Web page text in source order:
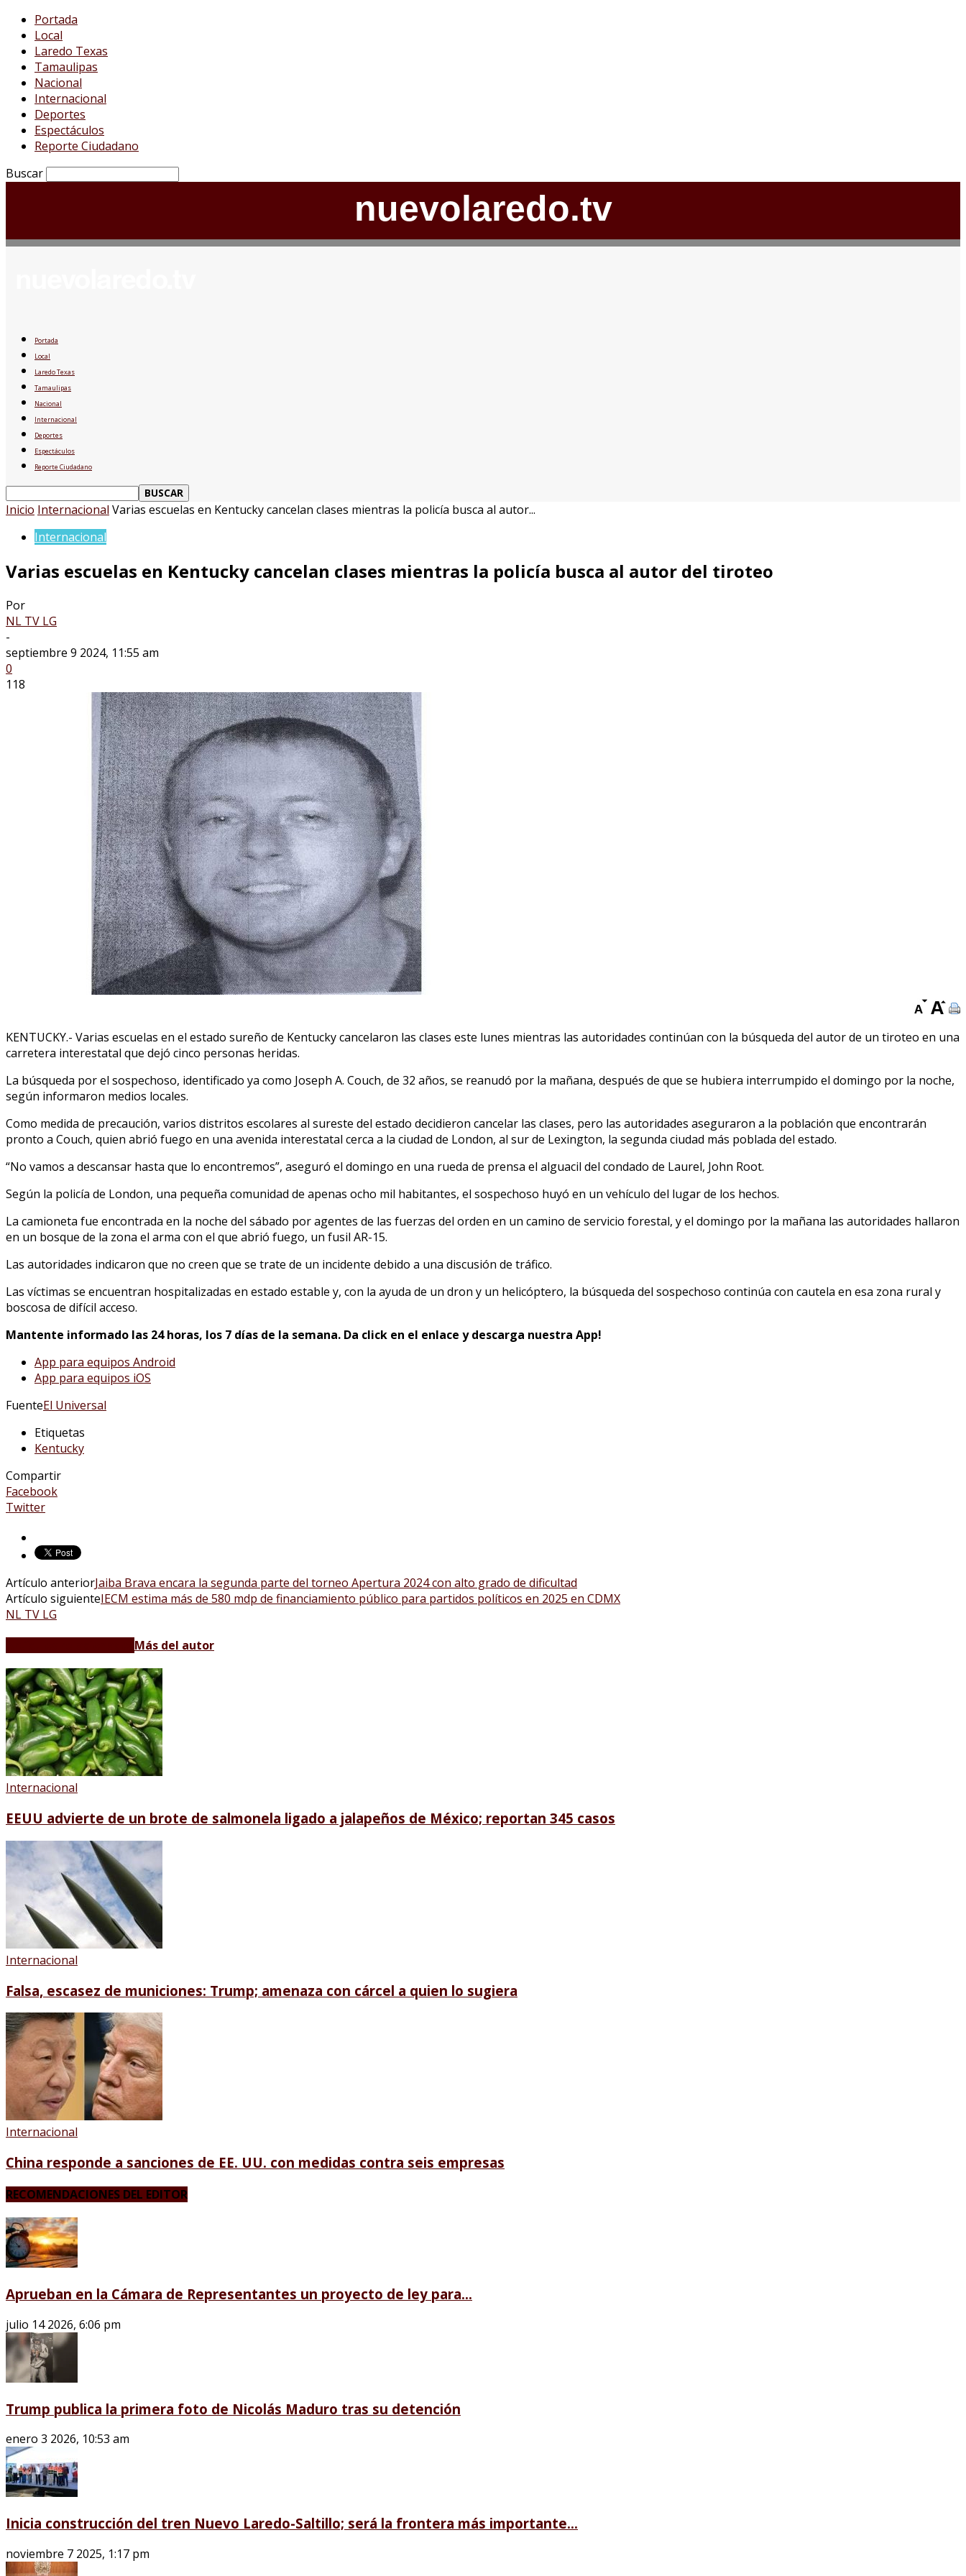
Portada
Local
Laredo Texas
Tamaulipas
Nacional
Internacional
Deportes
Espectáculos
Reporte Ciudadano
Buscar
nuevolaredo.tv
Portada
Local
Laredo Texas
Tamaulipas
Nacional
Internacional
Deportes
Espectáculos
Reporte Ciudadano
Inicio Internacional Varias escuelas en Kentucky cancelan clases mientras la policía busca al autor...
Internacional
Varias escuelas en Kentucky cancelan clases mientras la policía busca al autor del tiroteo
Por
NL TV LG
-
septiembre 9 2024, 11:55 am
0
118
KENTUCKY.- Varias escuelas en el estado sureño de Kentucky cancelaron las clases este lunes mientras las autoridades continúan con la búsqueda del autor de un tiroteo en una
carretera interestatal que dejó cinco personas heridas.
La búsqueda por el sospechoso, identificado ya como Joseph A. Couch, de 32 años, se reanudó por la mañana, después de que se hubiera interrumpido el domingo por la noche,
según informaron medios locales.
Como medida de precaución, varios distritos escolares al sureste del estado decidieron cancelar las clases, pero las autoridades aseguraron a la población que encontrarán
pronto a Couch, quien abrió fuego en una avenida interestatal cerca a la ciudad de London, al sur de Lexington, la segunda ciudad más poblada del estado.
“No vamos a descansar hasta que lo encontremos”, aseguró el domingo en una rueda de prensa el alguacil del condado de Laurel, John Root.
Según la policía de London, una pequeña comunidad de apenas ocho mil habitantes, el sospechoso huyó en un vehículo del lugar de los hechos.
La camioneta fue encontrada en la noche del sábado por agentes de las fuerzas del orden en un camino de servicio forestal, y el domingo por la mañana las autoridades hallaron
en un bosque de la zona el arma con el que abrió fuego, un fusil AR-15.
Las autoridades indicaron que no creen que se trate de un incidente debido a una discusión de tráfico.
Las víctimas se encuentran hospitalizadas en estado estable y, con la ayuda de un dron y un helicóptero, la búsqueda del sospechoso continúa con cautela en esa zona rural y
boscosa de difícil acceso.
Mantente informado las 24 horas, los 7 días de la semana. Da click en el enlace y descarga nuestra App!
App para equipos Android
App para equipos iOS
FuenteEl Universal
Etiquetas
Kentucky
Compartir
Facebook
Twitter
Artículo anteriorJaiba Brava encara la segunda parte del torneo Apertura 2024 con alto grado de dificultad
Artículo siguienteIECM estima más de 580 mdp de financiamiento público para partidos políticos en 2025 en CDMX
NL TV LG
Más del autor
Internacional
EEUU advierte de un brote de salmonela ligado a jalapeños de México; reportan 345 casos
Internacional
Falsa, escasez de municiones: Trump; amenaza con cárcel a quien lo sugiera
Internacional
China responde a sanciones de EE. UU. con medidas contra seis empresas
RECOMENDACIONES DEL EDITOR
Aprueban en la Cámara de Representantes un proyecto de ley para...
julio 14 2026, 6:06 pm
Trump publica la primera foto de Nicolás Maduro tras su detención
enero 3 2026, 10:53 am
Inicia construcción del tren Nuevo Laredo-Saltillo; será la frontera más importante...
noviembre 7 2025, 1:17 pm